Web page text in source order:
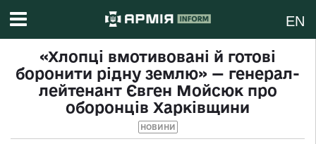
EN
«Хлопці вмотивовані й готові
боронити рідну землю» — генерал-
лейтенант Євген Мойсюк про
оборонців Харківщини
НОВИНИ